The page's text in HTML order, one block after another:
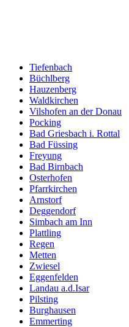
Tiefenbach
Büchlberg
Hauzenberg
Waldkirchen
Vilshofen an der Donau
Pocking
Bad Griesbach i. Rottal
Bad Füssing
Freyung
Bad Birnbach
Osterhofen
Pfarrkirchen
Arnstorf
Deggendorf
Simbach am Inn
Plattling
Regen
Metten
Zwiesel
Eggenfelden
Landau a.d.Isar
Pilsting
Burghausen
Emmerting